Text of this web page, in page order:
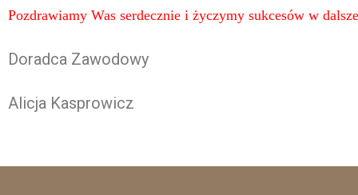
Pozdrawiamy Was serdecznie i życzymy sukcesów w
Doradca Zawodowy
Alicja Kasprowicz